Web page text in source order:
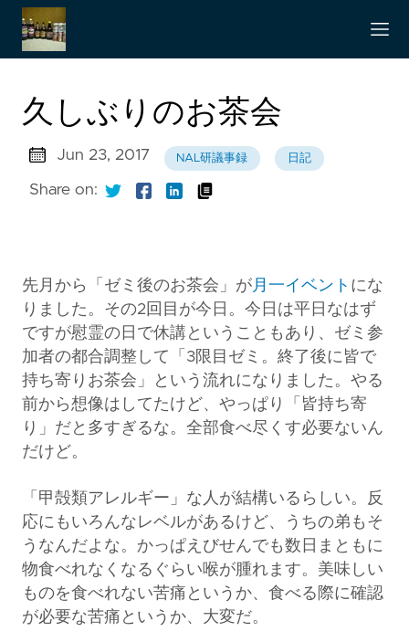
久しぶりのお茶会
Jun 23, 2017 NAL研議事録 日記
Share on:
先月から「ゼミ後のお茶会」が月一イベント にな
りました。その2回目が今日。今日は平日なはず
ですが慰霊の日で休講ということもあり、ゼミ参
加者の都合調整して「3限目ゼミ。終了後に皆で
持ち寄りお茶会」という流れになりました。やる
前から想像はしてたけど、やっぱり「皆持ち寄
り」だと多すぎるな。全部食べ尽くす必要ないん
だけど。
「甲殻類アレルギー」な人が結構いるらしい。反
応にもいろんなレベルがあるけど、うちの弟もそ
うなんだよな。かっぱえびせんでも数日まともに
物食べれなくなるぐらい喉が腫れます。美味しい
ものを食べれない苦痛というか、食べる際に確認
が必要な苦痛というか、大変だ。